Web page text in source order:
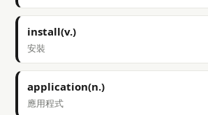
install(v.)
安裝
application(n.)
應用程式